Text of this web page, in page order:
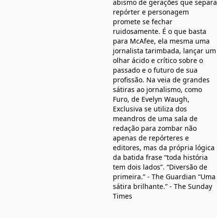
abismo de gerações que separa
repórter e personagem
promete se fechar
ruidosamente. É o que basta
para McAfee, ela mesma uma
jornalista tarimbada, lançar um
olhar ácido e crítico sobre o
passado e o futuro de sua
profissão. Na veia de grandes
sátiras ao jornalismo, como
Furo, de Evelyn Waugh,
Exclusiva se utiliza dos
meandros de uma sala de
redação para zombar não
apenas de repórteres e
editores, mas da própria lógica
da batida frase “toda história
tem dois lados”. “Diversão de
primeira.” - The Guardian “Uma
sátira brilhante.” - The Sunday
Times